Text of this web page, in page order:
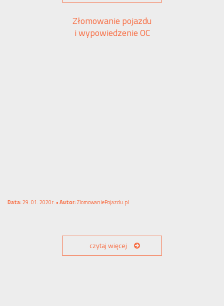
Złomowanie pojazdu
i wypowiedzenie OC
Data:29. 01. 2020r. •Autor:ZlomowaniePojazdu.pl
czytaj więcej